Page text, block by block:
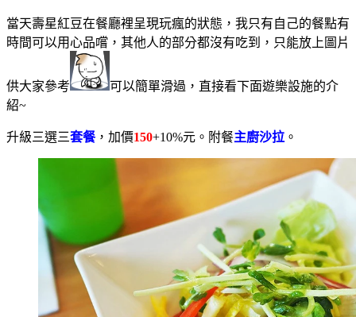
當天壽星紅豆在餐廳裡呈現玩瘋的狀態，我只有自己的餐點有
時間可以用心品嚐，其他人的部分都沒有吃到，只能放上圖片
供大家參考
可以簡單滑過，直接看下面遊樂設施的介
紹~
升級三選三套餐，加價150+10%元。附餐主廚沙拉 。